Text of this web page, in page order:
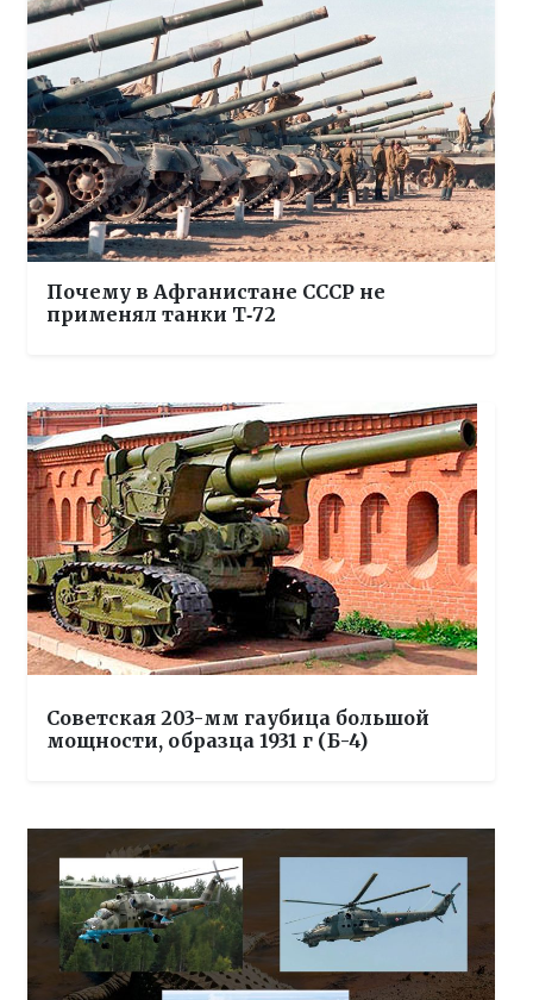
Почему в Афганистане СССР не
применял танки Т‑72
Советская 203-мм гаубица большой
мощности, образца 1931 г (Б-4)